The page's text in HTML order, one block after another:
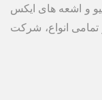
و اشعه های ایکس
تمامی انواع، شرکت